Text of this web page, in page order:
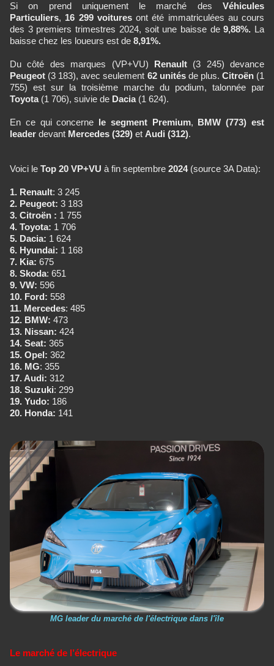
Si on prend uniquement le marché des Véhicules
Particuliers, 16 299 voituresont été immatriculées au cours
des 3 premiers trimestres 2024, soit une baisse de9,88%. La
baisse chez les loueurs est de 8,91%.
Du côté des marques (VP+VU) Renault (3 245) devance
Peugeot (3 183), avec seulement 62 unitésde plus. Citroën (1
755) est sur la troisième marche du podium, talonnée par
Toyota(1 706), suivie de Dacia(1 624).
En ce qui concerne le segment Premium, BMW (773) est
leader devant Mercedes (329) et Audi (312).
Voici le Top 20 VP+VU à fin septembre 2024(source 3A Data):
1. Renault: 3 245
2. Peugeot: 3 183
3. Citroën : 1 755
4. Toyota: 1 706
5. Dacia: 1 624
6. Hyundai: 1 168
7. Kia: 675
8. Skoda: 651
9. VW: 596
10. Ford: 558
11. Mercedes: 485
12. BMW: 473
13. Nissan: 424
14. Seat: 365
15. Opel: 362
16. MG: 355
17. Audi: 312
18. Suzuki: 299
19. Yudo: 186
20. Honda: 141
MG leader du marché de l'électrique dans l'île
Le marché de l’électrique